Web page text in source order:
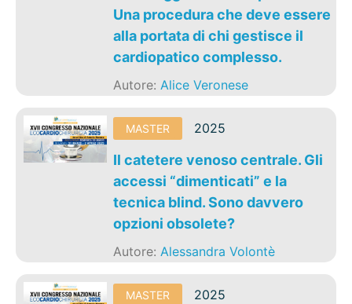
Una procedura che deve essere
alla portata di chi gestisce il
cardiopatico complesso.
Autore:Alice Veronese
MASTER 2025
Il catetere venoso centrale. Gli
accessi “dimenticati” e la
tecnica blind. Sono davvero
opzioni obsolete?
Autore:Alessandra Volontè
MASTER 2025